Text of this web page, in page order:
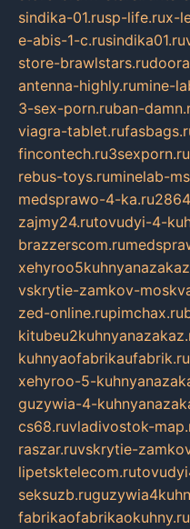
sindika-01.rusp-life.rux-
e-abis-1-c.rusindika01.ru
store-brawlstars.ru
antenna-highly.rumine-
3-sex-porn.ruban-
viagra-tablet.ru
fincontech.ru3sexporn.ru
rebus-toys.ruminelab-
medsprawo-4-ka.ru
zajmy24.rutovudyi-4-
brazzerscom.ru
vskrytie-zamkov-
zed-online.rupimchax.ru
kuhnyaofabrikaufabrik.ru
xehyroo-5-
guzywia-4-
cs68.ruvladivostok-
raszar.ruvskrytie-
lipetsktelecom.ru
seksuzb.ru
fabrikaofabrikaokuhny.ru